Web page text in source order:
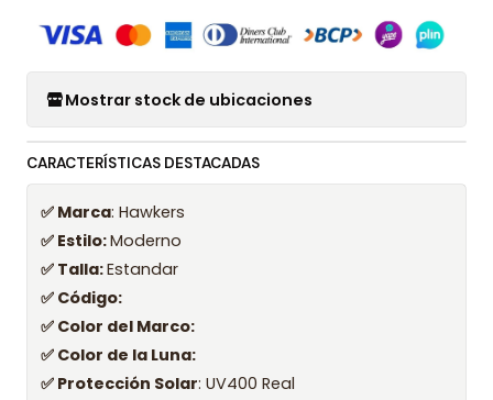
Mostrar stock de ubicaciones
CARACTERÍSTICAS DESTACADAS
✅ Marca: Hawkers
✅ Estilo:Moderno
✅ Talla:Estandar
✅ Código:
✅ Color del Marco:
✅ Color de la Luna:
✅ Protección Solar: UV400 Real